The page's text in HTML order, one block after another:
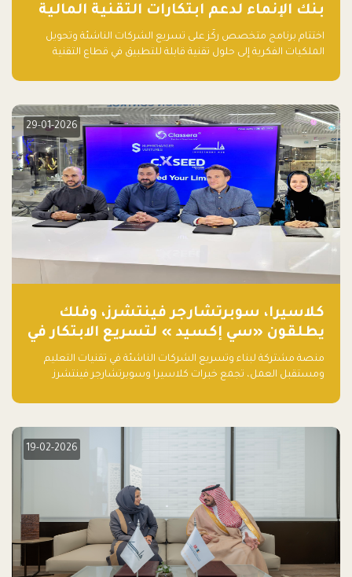
بنك الإنماء لدعم ابتكارات التقنية المالية
اختتام برنامج متخصص ركّز على تسريع الشركات الناشئة وتحويل
الملكيات الفكرية إلى حلول تقنية قابلة للتطبيق في قطاع التقنية
29-01-2026
كلاسيرا، سوبرتشارجر فينتشرز، وفلك
يطلقون «سي إكسيد » لتسريع الابتكار في
تقنيات التعليم ومستقبل العمل
منصة مشتركة لبناء وتسريع الشركات الناشئة في تقنيات التعليم
ومستقبل العمل، تجمع خبرات كلاسيرا وسوبرتشارجر فينتشرز
العالمية.
19-02-2026